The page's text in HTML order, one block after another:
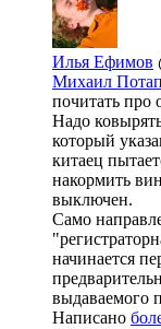
Илья Ефимов
Михаил
почитать про
Надо
который
китаец
накормить
выключен.
Само
начинается
выдаваемого
Написано